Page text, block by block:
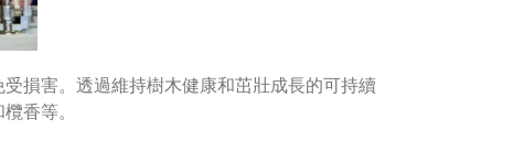
損害。透過維持樹木健康和茁壯成長的可持續
香等。